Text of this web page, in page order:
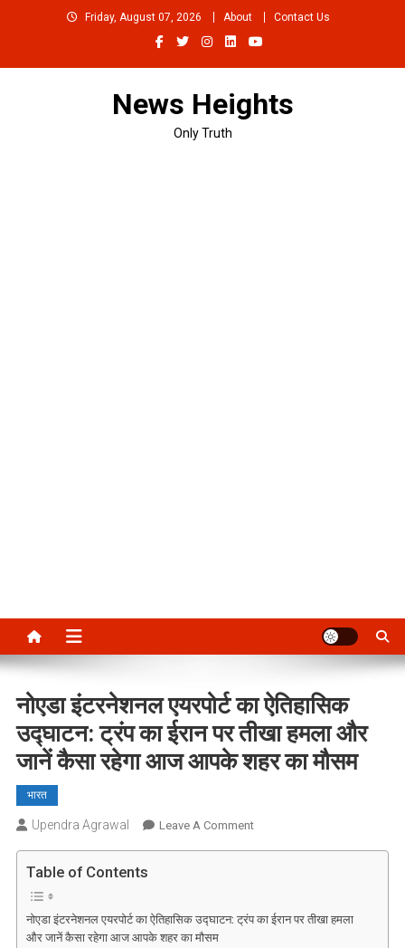
Friday, August 07, 2026 About Contact Us
News Heights
Only Truth
नोएडा इंटरनेशनल एयरपोर्ट का ऐतिहासिक
उद्घाटन: ट्रंप का ईरान पर तीखा हमला और
जानें कैसा रहेगा आज आपके शहर का मौसम
भारत
Upendra Agrawal Leave A CommentOn
ऐतिहासिक
Table of Contents
नोएडा इंटरनेशनल एयरपोर्ट का ऐतिहासिक उद्घाटन: ट्रंप का ईरान पर तीखा हमला
और जानें कैसा रहेगा आज आपके शहर का मौसम